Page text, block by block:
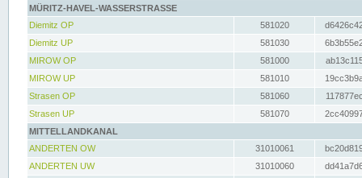
MÜRITZ-HAVEL-WASSERSTRASSE
Diemitz OP
581020
Diemitz UP
581030
MIROW OP
581000
MIROW UP
581010
Strasen OP
581060
Strasen UP
581070
MITTELLANDKANAL
ANDERTEN OW
31010061
ANDERTEN UW
31010060